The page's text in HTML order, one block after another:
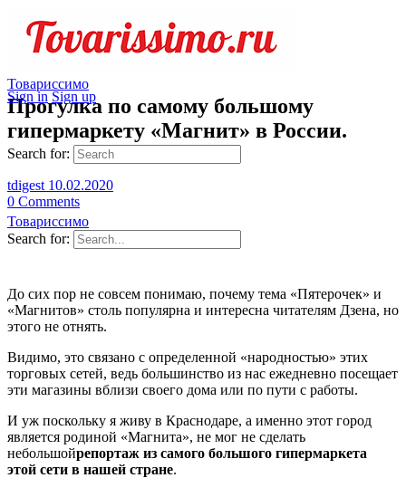
Sign in Sign up
Товариссимо
Search for:
Товариссимо
Search for:
Прогулка по самому большому
гипермаркету «Магнит» в России.
tdigest 10.02.2020
0 Comments
До сих пор не совсем понимаю, почему тема «Пятерочек» и
«Магнитов» столь популярна и интересна читателям Дзена, но
этого не отнять.
Видимо, это связано с определенной «народностью» этих
торговых сетей, ведь большинство из нас ежедневно посещает
эти магазины вблизи своего дома или по пути с работы.
И уж поскольку я живу в Краснодаре, а именно этот город
является родиной «Магнита», не мог не сделать
небольшойрепортаж из самого большого гипермаркета
этой сети в нашей стране.